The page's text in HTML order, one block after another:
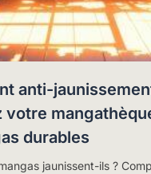
anti-
votre
durables
jaunissent-ils ?